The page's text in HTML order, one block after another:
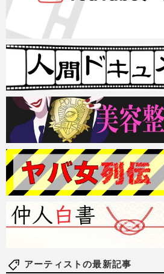
アーティストの最新記事